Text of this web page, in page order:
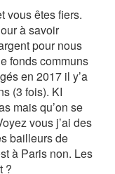
vous êtes fiers.
à savoir
pour nous
fonds communs
en 2017 il y’a
(3 fois). KI
mais qu’on se
vous j’ai des
bailleurs de
à Paris non. Les
?